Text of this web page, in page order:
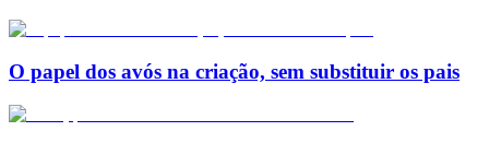
O papel dos avós na criação, sem substituir os pais